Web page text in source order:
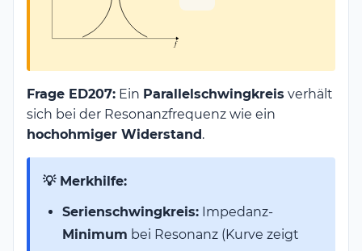
Frage ED207: Ein Parallelschwingkreis verhält
sich bei der Resonanzfrequenz wie ein
hochohmiger Widerstand .
💡 Merkhilfe:
Serienschwingkreis: Impedanz-
Minimum bei Resonanz (Kurve zeigt